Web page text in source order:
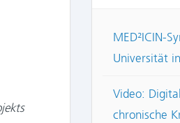
MED²ICIN-
Universität
Video:
chronische